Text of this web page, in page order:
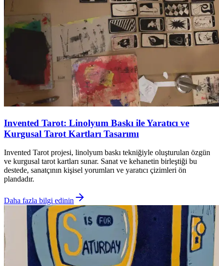
Invented Tarot: Linolyum Baskı ile Yaratıcı ve
Kurgusal Tarot Kartları Tasarımı
Invented Tarot projesi, linolyum baskı tekniğiyle oluşturulan özgün
ve kurgusal tarot kartları sunar. Sanat ve kehanetin birleştiği bu
destede, sanatçının kişisel yorumları ve yaratıcı çizimleri ön
plandadır.
Daha fazla bilgi edinin